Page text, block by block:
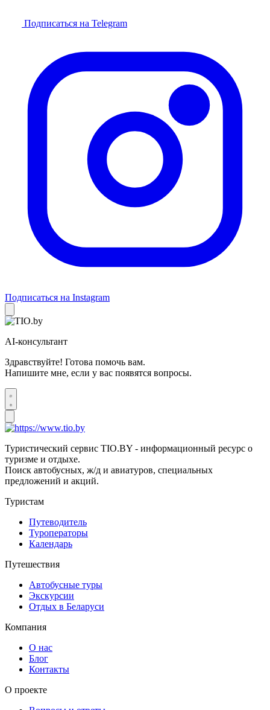
Подписаться на Telegram
Подписаться на Instagram
AI-консультант
Здравствуйте! Готова помочь вам.
Напишите мне, если у вас появятся вопросы.
Туристический сервис TIO.BY - информационный ресурс о
туризме и отдыхе.
Поиск автобусных, ж/д и авиатуров, специальных
предложений и акций.
Туристам
Путеводитель
Туроператоры
Календарь
Путешествия
Автобусные туры
Экскурсии
Отдых в Беларуси
Компания
О нас
Блог
Контакты
О проекте